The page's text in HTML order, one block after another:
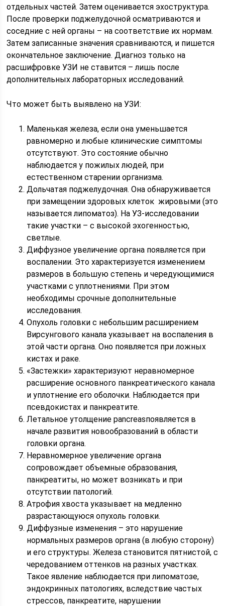
отдельных частей. Затем оценивается эхоструктура.
После проверки поджелудочной осматриваются и
соседние с ней органы – на соответствие их нормам.
Затем записанные значения сравниваются, и пишется
окончательное заключение. Диагноз только на
расшифровке УЗИ не ставится – лишь после
дополнительных лабораторных исследований.
Что может быть выявлено на УЗИ:
Маленькая железа, если она уменьшается
равномерно и любые клинические симптомы
отсутствуют. Это состояние обычно
наблюдается у пожилых людей, при
естественном старении организма.
Дольчатая поджелудочная. Она обнаруживается
при замещении здоровых клеток жировыми (это
называется липоматоз). На УЗ-исследовании
такие участки – с высокой эхогенностью,
светлые.
Диффузное увеличение органа появляется при
воспалении. Это характеризуется изменением
размеров в большую степень и чередующимися
участками с уплотнениями. При этом
необходимы срочные дополнительные
исследования.
Опухоль головки с небольшим расширением
Вирсунгового канала указывает на воспаления в
этой части органа. Оно появляется при ложных
кистах и раке.
«Застежки» характеризуют неравномерное
расширение основного панкреатического канала
и уплотнение его оболочки. Наблюдается при
псевдокистах и панкреатите.
Летальное утолщение pancreasпоявляется в
начале развития новообразований в области
головки органа.
Неравномерное увеличение органа
сопровождает объемные образования,
панкреатиты, но может возникать и при
отсутствии патологий.
Атрофия хвоста указывает на медленно
разрастающуюся опухоль головки.
Диффузные изменения – это нарушение
нормальных размеров органа (в любую сторону)
и его структуры. Железа становится пятнистой, с
чередованием оттенков на разных участках.
Такое явление наблюдается при липоматозе,
эндокринных патологиях, вследствие частых
стрессов, панкреатите, нарушении